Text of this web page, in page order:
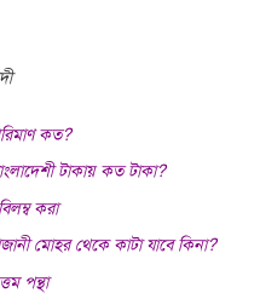
কত?
টাকায় কত টাকা?
করা
মোহর থেকে কাটা যাবে কিনা?
পন্থা